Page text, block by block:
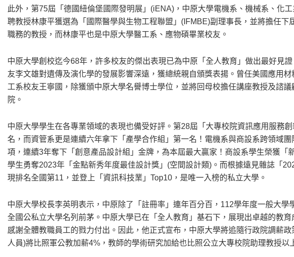
此外，第75屆「德國紐倫堡國際發明展」(iENA)，中原大學電機系、機械系、化
聘教授林康平獲選為「國際醫學與生物工程聯盟」(IFMBE)副理事長，並將擔任下
職務的教授，而林康平也是中原大學醫工系、應物碩畢業校友。
中原大學創校迄今68年，許多校友的傑出表現已為中原「全人教育」做出最好見
友李文雄對遺傳及演化學的發展影響深遠，獲總統親自頒獎表揚。曾任美國應用
工系校友王寧國，除獲頒中原大學名譽博士學位，並將回母校擔任講座教授及諮
院。
中原大學學生在各專業領域的表現也備受好評。第28屆「大專校院資訊應用服務
名，而資管系更是連續六年拿下「產學合作組」第一名！電機系與商設系跨領域
項，連續3年奪下「創意產品設計組」金牌，為本屆最大贏家！商設系學生榮獲「
學生勇奪2023年「金點新秀年度最佳設計獎」(空間設計類)。而根據遠見雜誌「
現排名全國第11，並登上「資訊科技業」Top10，是唯一入榜的私立大學。
中原大學校長李英明表示，中原除了「註冊率」連年百分百，112學年度一般大學
全國公私立大學名列前茅。中原大學已在「全人教育」基石下，展現出卓越的教
感謝全體教職員工的戮力付出。因此，他正式宣布，中原大學將追隨行政院調薪
人員)將比照軍公教加薪4%，教師的學術研究加給也比照公立大專校院助理教授以